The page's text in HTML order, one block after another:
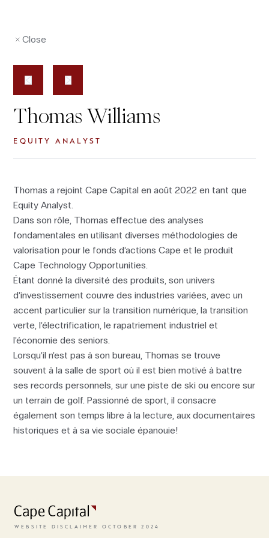
Close
Thomas Williams
EQUITY ANALYST
Thomas a rejoint Cape Capital en août 2022 en tant que
Equity Analyst.
Dans son rôle, Thomas effectue des analyses
fondamentales en utilisant diverses méthodologies de
valorisation pour le fonds d’actions Cape et le produit
Cape Technology Opportunities.
Étant donné la diversité des produits, son univers
d’investissement couvre des industries variées, avec un
accent particulier sur la transition numérique, la transition
verte, l’électrification, le rapatriement industriel et
l’économie des seniors.
Lorsqu’il n’est pas à son bureau, Thomas se trouve
souvent à la salle de sport où il est bien motivé à battre
ses records personnels, sur une piste de ski ou encore sur
un terrain de golf. Passionné de sport, il consacre
également son temps libre à la lecture, aux documentaires
historiques et à sa vie sociale épanouie!
WEBSITE DISCLAIMER OCTOBER 2024
and conditions need to be
accepted.